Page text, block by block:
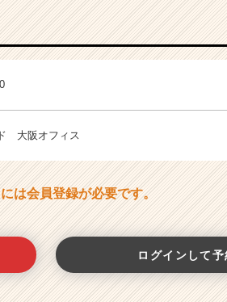
大阪オフィス
は会員登録が必要です。
ログインして